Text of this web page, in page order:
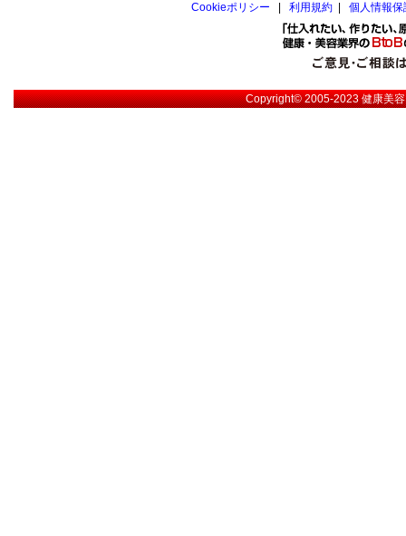
Cookieポリシー
利用規約 個人情報
Copyright© 2005-2023健康美